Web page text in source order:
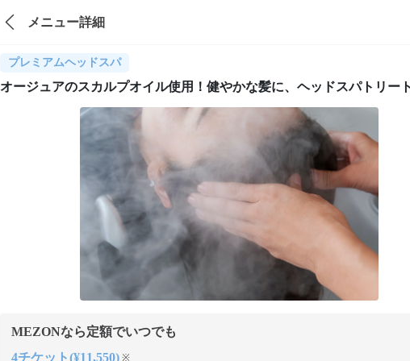
メニュー詳細
プレミアムヘッドスパ
オージュアのスカルプオイル使用！健やかな髪に、ヘッドスパトリー
MEZONなら定額でいつでも
4チケット(¥11,550) ※